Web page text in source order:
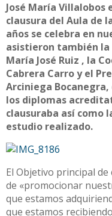
José María Villalobos
clausura del Aula de
años se celebra en
asistieron también la
María José Ruiz , la
Cabrera Carro y el
Arciniega
los diplomas
clausuraba así como
estudio realizado.
El Objetivo principal de
de «promocionar
que estamos
que estamos